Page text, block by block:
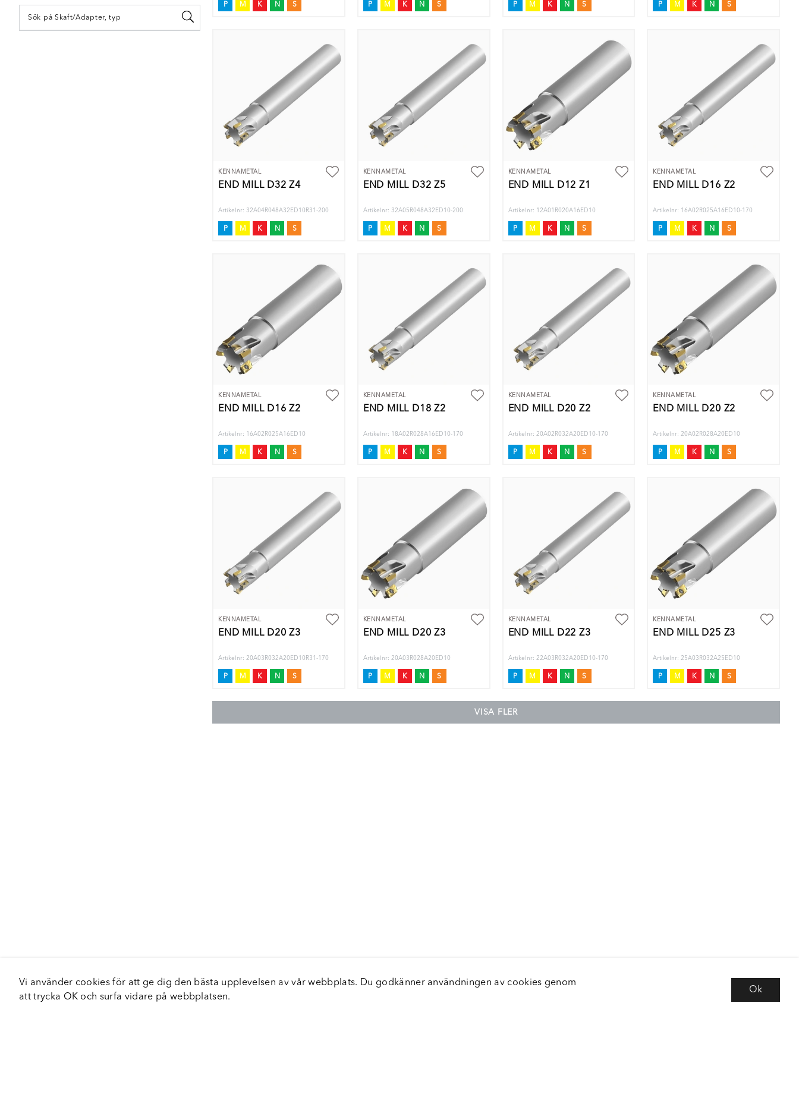
P M K N S P M K N S P M K N S P M K N S
KENNAMETAL
END MILL D32 Z4
Artikelnr: 32A04R048A32ED10R31-200
P M K N S
KENNAMETAL
END MILL D32 Z5
Artikelnr: 32A05R048A32ED10-200
P M K N S
KENNAMETAL
END MILL D12 Z1
Artikelnr: 12A01R020A16ED10
P M K N S
KENNAMETAL
END MILL D16 Z2
Artikelnr: 16A02R025A16ED10-170
P M K N S
KENNAMETAL
END MILL D16 Z2
Artikelnr: 16A02R025A16ED10
P M K N S
KENNAMETAL
END MILL D18 Z2
Artikelnr: 18A02R028A16ED10-170
P M K N S
KENNAMETAL
END MILL D20 Z2
Artikelnr: 20A02R032A20ED10-170
P M K N S
KENNAMETAL
END MILL D20 Z2
Artikelnr: 20A02R028A20ED10
P M K N S
KENNAMETAL
END MILL D20 Z3
Artikelnr: 20A03R032A20ED10R31-170
P M K N S
KENNAMETAL
END MILL D20 Z3
Artikelnr: 20A03R028A20ED10
P M K N S
KENNAMETAL
END MILL D22 Z3
Artikelnr: 22A03R032A20ED10-170
P M K N S
KENNAMETAL
END MILL D25 Z3
Artikelnr: 25A03R032A25ED10
P M K N S
VISA FLER
Vi använder cookies för att ge dig den bästa upplevelsen av vår webbplats. Du godkänner användningen av cookies genom
att trycka OK och surfa vidare på webbplatsen.
Ok